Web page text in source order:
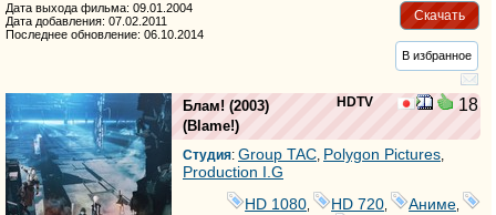
Скачать
Дата выхода фильма: 09.01.2004
Дата добавления: 07.02.2011
Последнее обновление: 06.10.2014
В избранное
HDTV 18
Блам! (2003)
(Blame!)
Студия: Group TAC, Polygon Pictures,
Production I.G
HD 1080
HD 720 Аниме